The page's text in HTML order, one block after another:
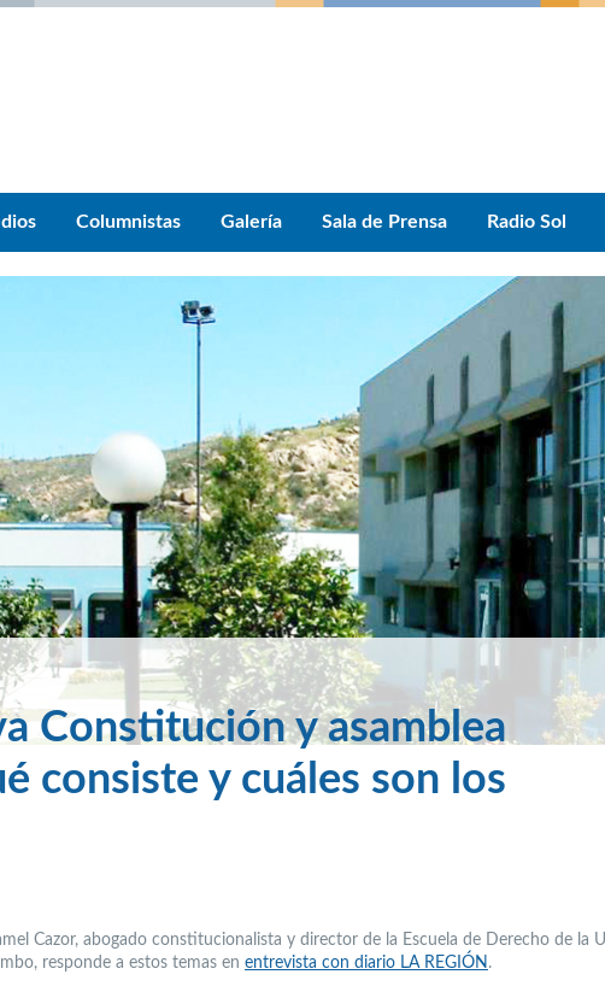
Columnistas Galería Sala de Prensa Radio Sol
Constitución y asamblea
consiste y cuáles son los
Cazor, abogado constitucionalista y director de la Escuela de Derecho de la
responde a estos temas en entrevista con diario LA REGIÓN .